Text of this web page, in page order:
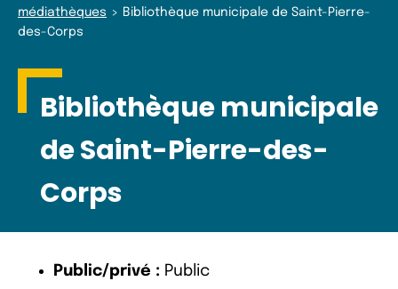
médiathèques
Bibliothèque municipale de Saint-Pierre-
des-Corps
Bibliothèque municipale
de Saint-Pierre-des-
Corps
Public/privé : Public